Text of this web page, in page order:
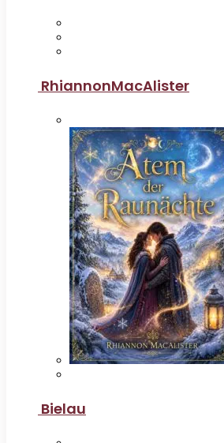
RhiannonMacAlister
Bielau